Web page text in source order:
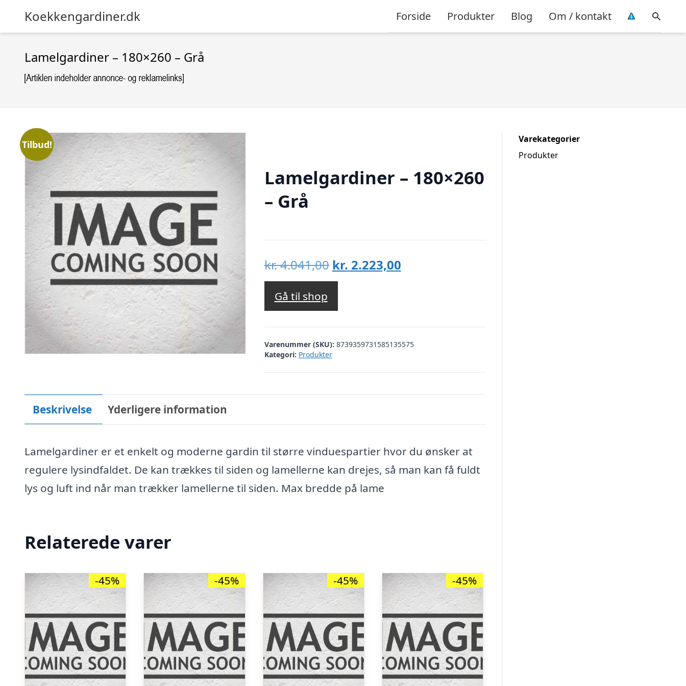
Koekkengardiner.dk Forside Produkter Blog Om / kontakt
Lamelgardiner – 180×260 – Grå
Tilbud!
Lamelgardiner – 180×260
– Grå
kr.4.041,00 Den
oprindelige
var:
kr. 4.041,00.
kr. 2.223,00Den
kr. 2.223,00.
Gå til shop
Varenummer (SKU): 8739359731585135575
Kategori: Produkter
Beskrivelse Yderligere information
Lamelgardiner er et enkelt og moderne gardin til større vinduespartier hvor du ønsker at
regulere lysindfaldet. De kan trækkes til siden og lamellerne kan drejes, så man kan få fuldt
lys og luft ind når man trækker lamellerne til siden. Max bredde på lame
Relaterede varer
-45% -45% -45% -45%
Varekategorier
Produkter